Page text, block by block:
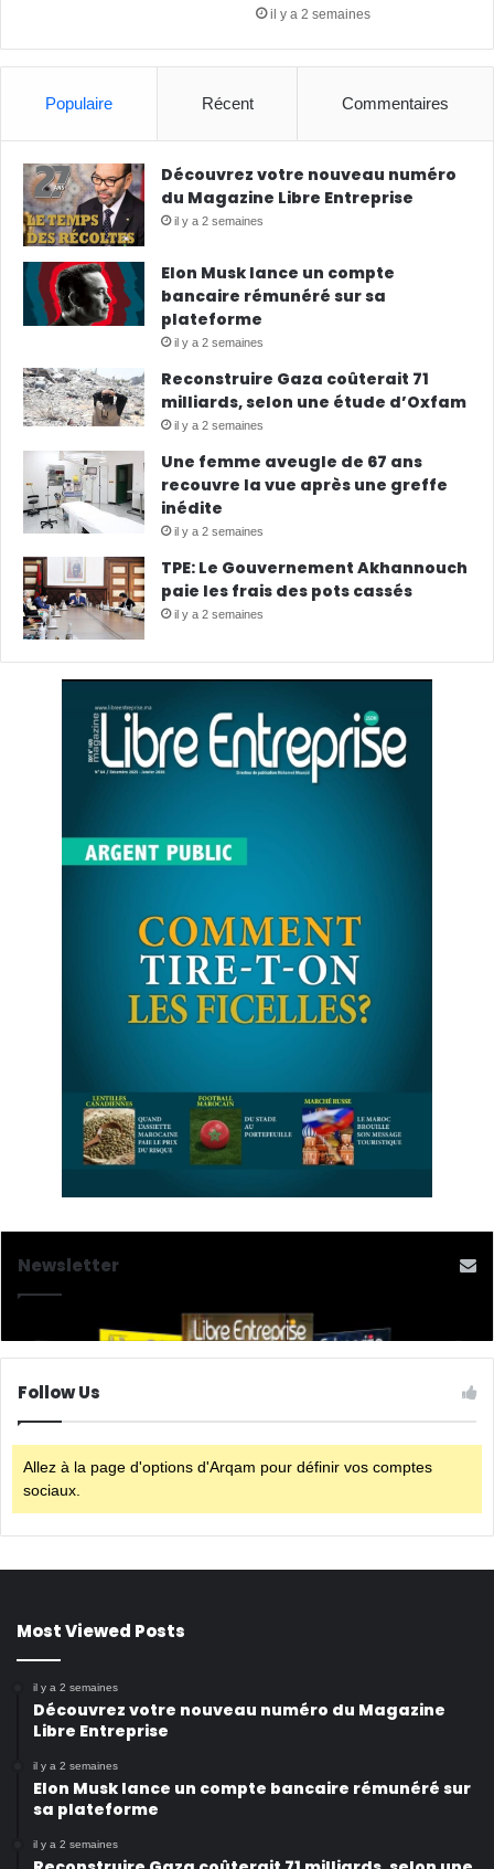
il y a 2 semaines
Populaire Récent Commentaires
Découvrez votre nouveau numéro
du Magazine Libre Entreprise
il y a 2 semaines
Elon Musk lance un compte
bancaire rémunéré sur sa
plateforme
il y a 2 semaines
Reconstruire Gaza coûterait 71
milliards, selon une étude d’Oxfam
il y a 2 semaines
Une femme aveugle de 67 ans
recouvre la vue après une greffe
inédite
il y a 2 semaines
TPE: Le Gouvernement Akhannouch
paie les frais des pots cassés
il y a 2 semaines
Newsletter
Follow Us
Allez à la page d'options d'Arqam pour définir vos comptes
sociaux.
Most Viewed Posts
il y a 2 semaines
Découvrez votre nouveau numéro du Magazine
Libre Entreprise
il y a 2 semaines
Elon Musk lance un compte bancaire rémunéré sur
sa plateforme
il y a 2 semaines